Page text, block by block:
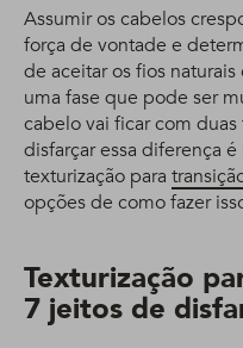
Assumir os cabelos
força de vontade e
de aceitar os fios
uma fase que pode ser
cabelo vai ficar com
disfarçar essa diferença
texturização para
opções de como fazer
Texturização
7 jeitos de